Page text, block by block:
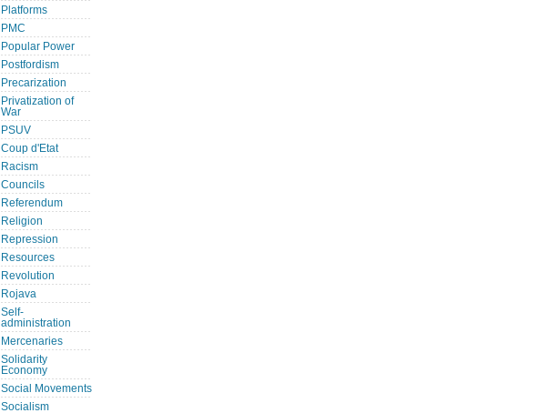
Platforms
PMC
Popular Power
Postfordism
Precarization
Privatization of
War
PSUV
Coup d'Etat
Racism
Councils
Referendum
Religion
Repression
Resources
Revolution
Rojava
Self-
administration
Mercenaries
Solidarity
Economy
Social Movements
Socialism